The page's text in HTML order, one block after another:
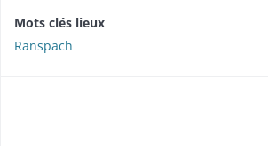
Mots clés lieux
Ranspach